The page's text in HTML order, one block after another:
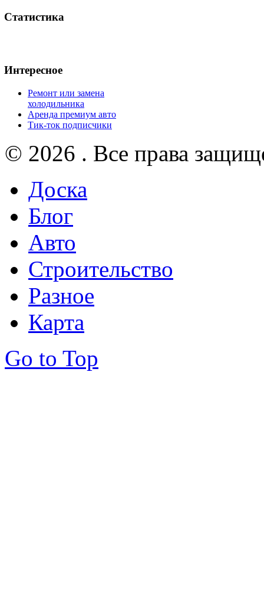
Статистика
Интересное
Ремонт или замена
холодильника
Аренда премиум авто
Тик-ток подписчики
© 2026 . Все права
Доска
Блог
Авто
Строительство
Разное
Карта
Go to Top